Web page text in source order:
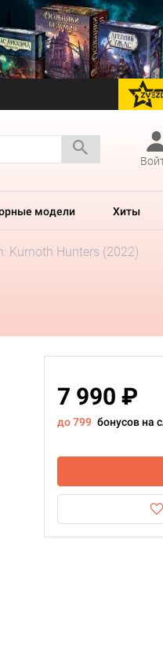
модели Хиты
Kurnoth Hunters (2022)
7 990 ₽
до 799 бонусов на